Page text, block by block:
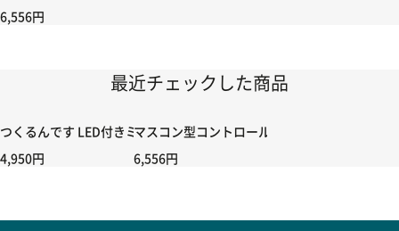
6,556円
最近チェックした商品
つくるんです LED付きミニチュアハウス アリス紅茶店
4,950円
マスコン型コントロールハンドル付き コント
6,556円